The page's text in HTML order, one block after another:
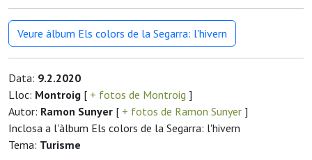
Veure àlbum Els colors de la Segarra: l'hivern
Data: 9.2.2020
Lloc: Montroig [ + fotos de Montroig ]
Autor: Ramon Sunyer [ + fotos de Ramon Sunyer ]
Inclosa a l'àlbum Els colors de la Segarra: l'hivern
Tema: Turisme